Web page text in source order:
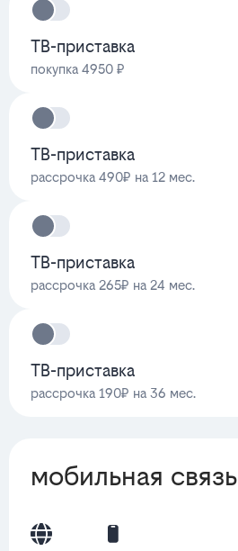
ТВ-приставка
покупка 4950 ₽
ТВ-приставка
рассрочка 490₽ на 12 мес.
ТВ-приставка
рассрочка 265₽ на 24 мес.
ТВ-приставка
рассрочка 190₽ на 36 мес.
мобильная связь